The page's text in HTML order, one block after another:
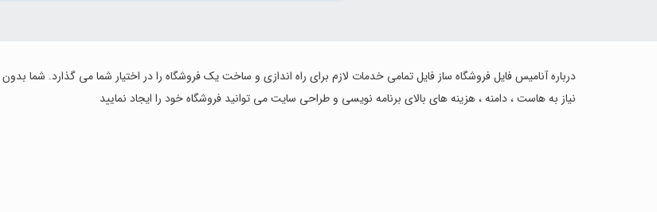
درباره آنامیس فایل فروشگاه ساز فایل تمامی خدمات لازم برای راه اندازی و ساخت یک فروشگاه را در اختیار شما می گذارد. شما بدون
نیاز به هاست ، دامنه ، هزینه های بالای برنامه نویسی و طراحی سایت می توانید فروشگاه خود را ایجاد نمایید